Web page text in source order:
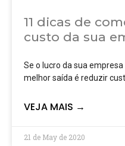
11 dicas de
custo da sua
Se o lucro da sua
melhor saída é reduzir
VEJA MAIS →
21 de May de 2020